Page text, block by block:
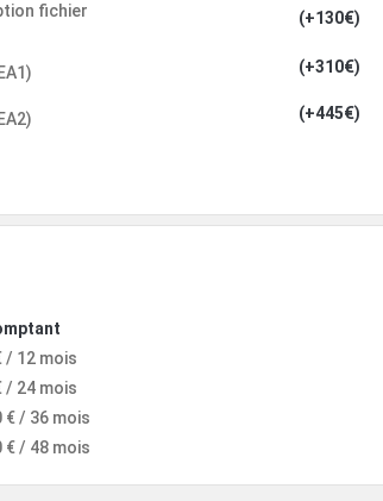
fichier
(+130€)
(+310€)
(+445€)
/ 12 mois
/ 24 mois
€ / 36 mois
€ / 48 mois